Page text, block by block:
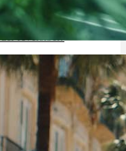
reversibel?